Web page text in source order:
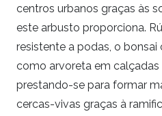
centros urbanos graças às
este arbusto proporciona.
resistente a podas, o
como arvoreta em
prestando-se para formar
cercas-vivas graças à